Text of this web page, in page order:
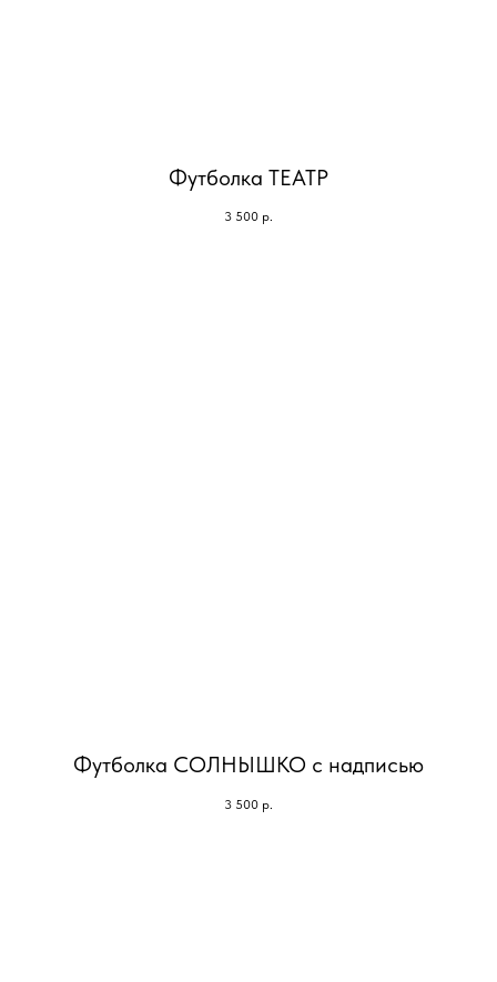
Футболка ТЕАТР
3 500 р.
Футболка СОЛНЫШКО с надписью
3 500 р.